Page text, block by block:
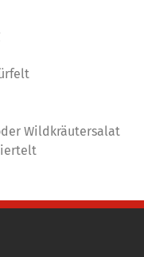
Wildkräutersalat